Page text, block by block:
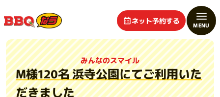
ネット予約する
みんなのスマイル
M様120名 浜寺公園にてご利用いた
だきました